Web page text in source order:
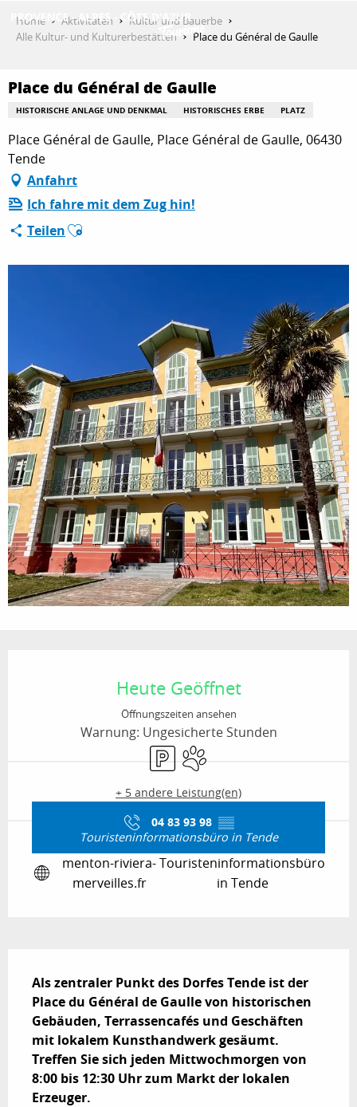
AKTIVITÄTEN
AUFENTHALT
ESPACE PRO
Home Aktivitäten
Kultur und Bauerbe
Alle Kultur- und Kulturerbestätten
Place du Général de Gaulle
Place du Général de Gaulle
HISTORISCHE ANLAGE UND DENKMAL HISTORISCHES ERBE PLATZ
Place Général de Gaulle, Place Général de Gaulle, 06430
Tende
Anfahrt
Ich fahre mit dem Zug hin!
TeilenAjouter aux favoris
Heute Geöffnet
Öffnungszeiten ansehen
Warnung: Ungesicherte Stunden
ParkplatzTiere erlaubt
+ 5 andere Leistung(en)
04 83 93 98 ▒▒
Touristeninformationsbüro in Tende
menton-riviera-
merveilles.fr
Touristeninformationsbüro
in Tende
Als zentraler Punkt des Dorfes Tende ist der
Place du Général de Gaulle von historischen
Gebäuden, Terrassencafés und Geschäften
mit lokalem Kunsthandwerk gesäumt.
Treffen Sie sich jeden Mittwochmorgen von
8:00 bis 12:30 Uhr zum Markt der lokalen
Erzeuger.